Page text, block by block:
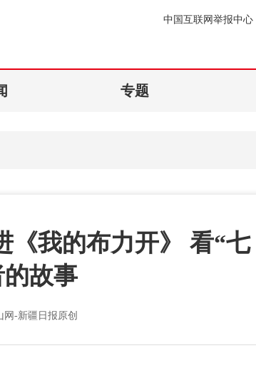
中国互联网举报中心
专题
《我的布力开》 看“七
故事
网-新疆日报原创